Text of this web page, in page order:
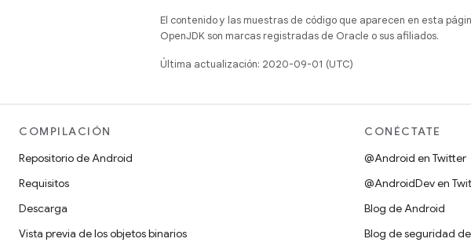
El contenido y las muestras de código que aparecen en esta
OpenJDK son marcas registradas de Oracle o sus afiliados.
Última actualización: 2020-09-01 (UTC)
COMPILACIÓN
Repositorio de Android
Requisitos
Descarga
Vista previa de los objetos binarios
CONÉCTATE
@Android en Twitter
@AndroidDev en
Blog de Android
Blog de seguridad